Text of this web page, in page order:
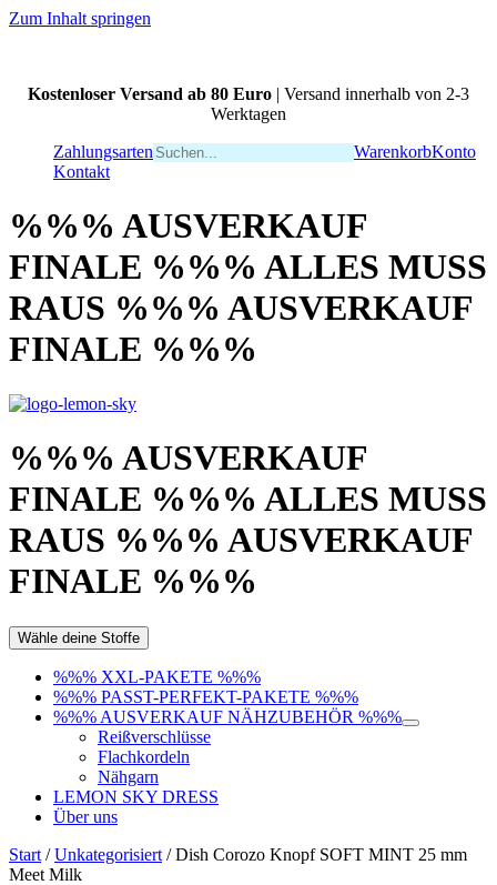
Zum Inhalt springen
Kostenloser Versand ab 80 Euro | Versand innerhalb von 2-3
Werktagen
Zahlungsarten
WarenkorbKonto
Kontakt
%%% AUSVERKAUF
FINALE %%% ALLES MUSS
RAUS %%% AUSVERKAUF
FINALE %%%
%%% AUSVERKAUF
FINALE %%% ALLES MUSS
RAUS %%% AUSVERKAUF
FINALE %%%
Wähle deine Stoffe
%%% XXL-PAKETE %%%
%%% PASST-PERFEKT-PAKETE %%%
%%% AUSVERKAUF NÄHZUBEHÖR %%%
Reißverschlüsse
Flachkordeln
Nähgarn
LEMON SKY DRESS
Über uns
Start /Unkategorisiert / Dish Corozo Knopf SOFT MINT 25 mm
Meet Milk